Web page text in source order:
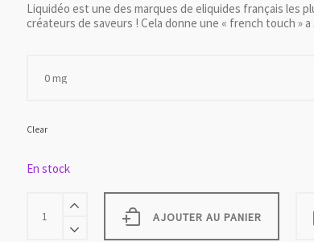
Liquidéo est une des marques de eliquides français les
créateurs de saveurs ! Cela donne une « french touch »
Clear
En stock
ALIEN
AJOUTER AU PANIER